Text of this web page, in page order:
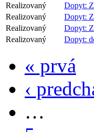
Realizovaný
Dopyt:
Realizovaný
Dopyt:
Realizovaný
Dopyt:
Realizovaný
Dopyt:
« prvá
‹
…